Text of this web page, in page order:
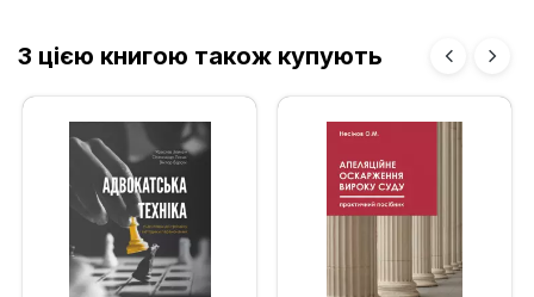
З цією книгою також купують